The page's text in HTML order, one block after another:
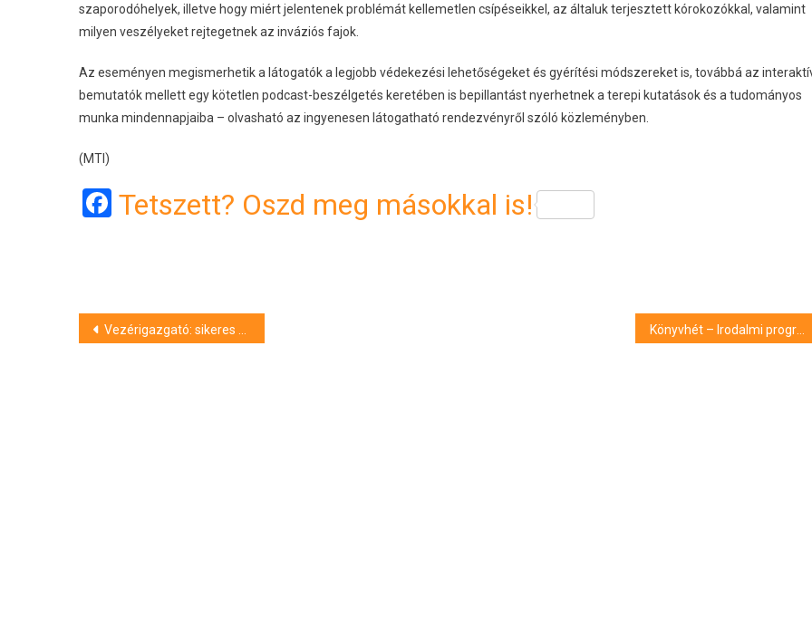
szaporodóhelyek, illetve hogy miért jelentenek problémát kellemetlen csípéseikkel, az általuk terjesztett kórokozókkal, valamint
milyen veszélyeket rejtegetnek az inváziós fajok.
Az eseményen megismerhetik a látogatók a legjobb védekezési lehetőségeket és gyérítési módszereket is, továbbá az
bemutatók mellett egy kötetlen podcast-beszélgetés keretében is bepillantást nyerhetnek a terepi kutatások és a tudományos
munka mindennapjaiba – olvasható az ingyenesen látogatható rendezvényről szóló közleményben.
(MTI)
Facebook
Tetszett? Oszd meg másokkal is!
Bejegyzés
Vezérigazgató: sikeres a Debrecenben gyártott BMW iX3